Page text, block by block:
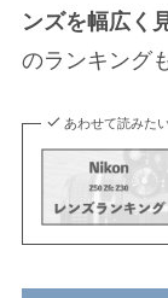
ンズを幅広く
のランキング
あわせて読みた